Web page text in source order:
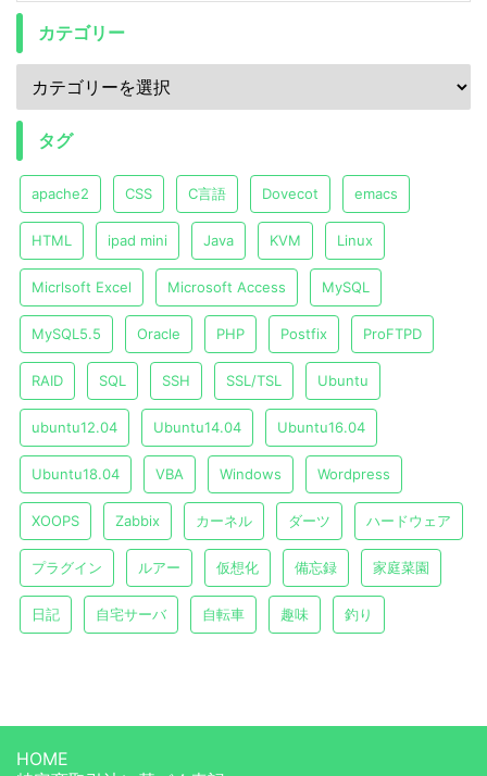
カテゴリー
タグ
apache2 CSS C言語 Dovecot emacs
HTML ipad mini Java KVM Linux
Micrlsoft Excel Microsoft Access MySQL
MySQL5.5 Oracle PHP Postfix ProFTPD
RAID SQL SSH SSL/TSL Ubuntu
ubuntu12.04 Ubuntu14.04 Ubuntu16.04
Ubuntu18.04 VBA Windows Wordpress
XOOPS Zabbix カーネル ダーツ ハードウェア
プラグイン ルアー 仮想化 備忘録 家庭菜園
日記 自宅サーバ 自転車 趣味 釣り
HOME